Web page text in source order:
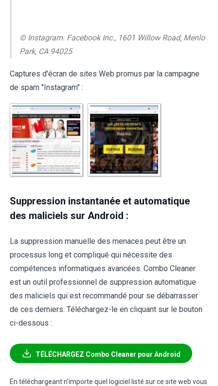
© Instagram. Facebook Inc., 1601 Willow Road, Menlo
Park, CA 94025
Captures d'écran de sites Web promus par la campagne
de spam "Instagram" :
Suppression instantanée et automatique
des maliciels sur Android :
La suppression manuelle des menaces peut être un
processus long et compliqué qui nécessite des
compétences informatiques avancées. Combo Cleaner
est un outil professionnel de suppression automatique
des maliciels qui est recommandé pour se débarrasser
de ces derniers. Téléchargez-le en cliquant sur le bouton
ci-dessous :
TÉLÉCHARGEZ Combo Cleaner pour Android
En téléchargeant n'importe quel logiciel listé sur ce site web vous